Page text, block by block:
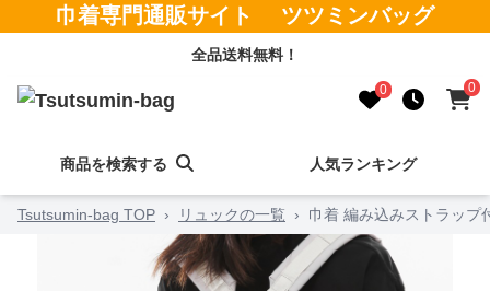
巾着専門通販サイト ツツミンバッグ
全品送料無料！
0 0
商品を検索する 人気ランキング
Tsutsumin-bag TOP › リュックの一覧 › 巾着 編み込みストラップ